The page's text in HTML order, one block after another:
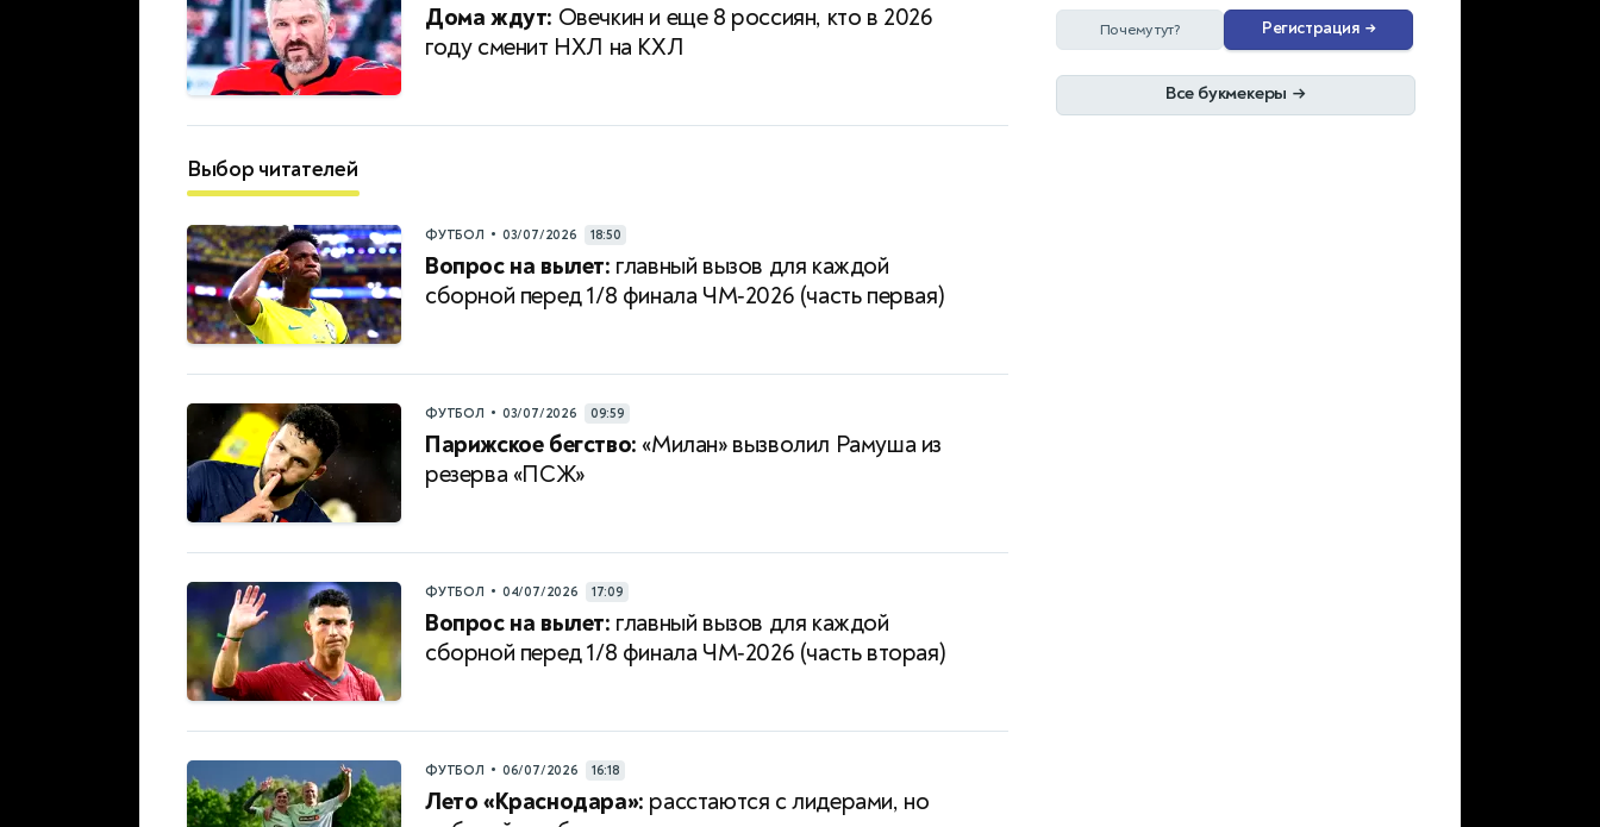
Дома ждут: Овечкин и еще 8 россиян, кто в 2026
году сменит НХЛ на КХЛ
Выбор читателей
ФУТБОЛ • 03/07/2026 18:50
Вопрос на вылет: главный вызов для каждой
сборной перед 1/8 финала ЧМ‑2026 (часть первая)
ФУТБОЛ • 03/07/2026 09:59
Парижское бегство: «Милан» вызволил Рамуша из
резерва «ПСЖ»
ФУТБОЛ • 04/07/2026 17:09
Вопрос на вылет: главный вызов для каждой
сборной перед 1/8 финала ЧМ‑2026 (часть вторая)
ФУТБОЛ • 06/07/2026 16:18
Лето «Краснодара»: расстаются с лидерами, но
Почему тут? Регистрация →
Все букмекеры →